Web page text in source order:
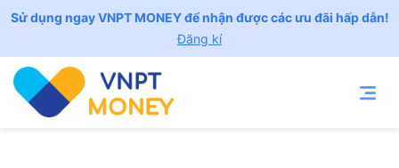
Sử dụng ngay VNPT MONEY để nhận được các ưu đãi hấp dẫn!
Đăng kí